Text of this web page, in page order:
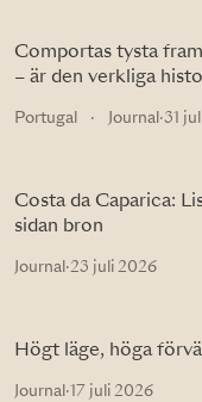
Comportas tysta
– är den verkliga
Portugal · Journal ·31
Costa da Caparica:
sidan bron
Journal ·23 juli 2026
Högt läge, höga
Journal ·17 juli 2026